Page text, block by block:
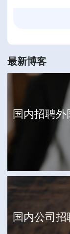
最新博客
国内招聘
国内公司